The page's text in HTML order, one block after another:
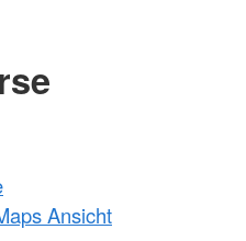
Ansicht